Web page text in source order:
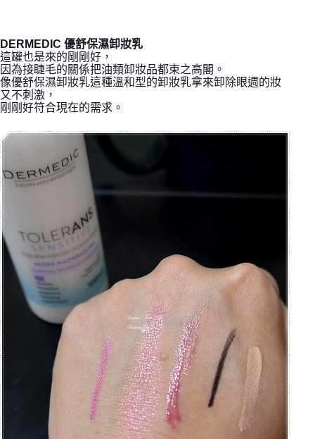
DERMEDIC 優舒保濕卸妝乳
這罐也是來的剛剛好，
因為接睫毛的關係把油類卸妝品都束之高閣。
像優舒保濕卸妝乳這種溫和型的卸妝乳拿來卸除眼週的妝
又不刺激，
剛剛好符合現在的需求。